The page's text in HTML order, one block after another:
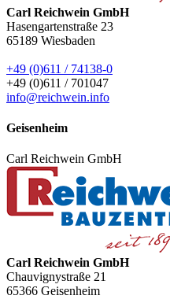
Carl Reichwein GmbH
Hasengartenstraße 23
65189 Wiesbaden
+49 (0)611 / 74138-0
+49 (0)611 / 701047
info@reichwein.info
Geisenheim
Carl Reichwein GmbH
Carl Reichwein GmbH
Chauvignystraße 21
65366 Geisenheim